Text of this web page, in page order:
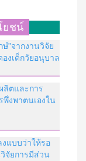
ยชน์
”จากงานวิจัย
งเด็กวัยอนุบาล
ลิตและการ
พึ่งพาตนเองใน
แบบว่าให้รอ
วิจัยการมีส่วน